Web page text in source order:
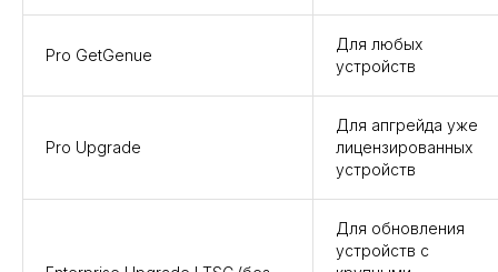
Pro GetGenue
Для любых
устройств
Pro Upgrade
Для апгрейда уже
лицензированных
устройств
Для обновления
устройств с